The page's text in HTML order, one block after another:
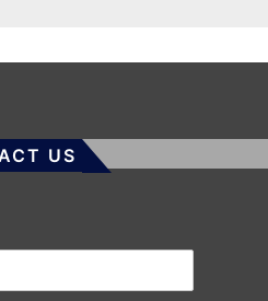
US